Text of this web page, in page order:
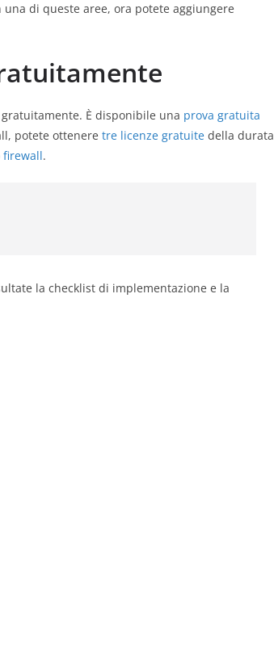
di queste aree, ora potete aggiungere
È disponibile una prova gratuita
potete ottenere tre licenze gratuite della durata
firewall.
la checklist di implementazione e la